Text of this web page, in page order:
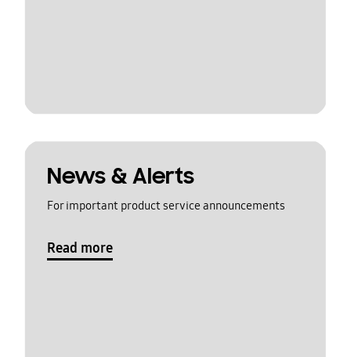
News & Alerts
For important product service announcements
Read more